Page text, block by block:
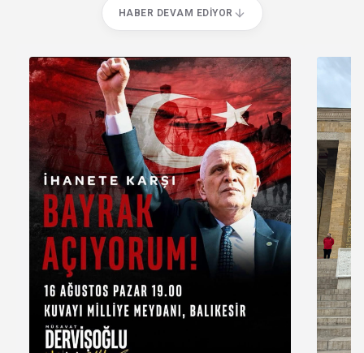
HABER DEVAM EDIYOR